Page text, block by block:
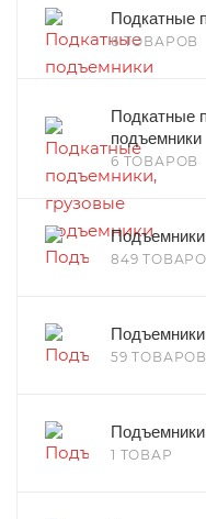
Подкатные
6 ТОВАРОВ
Подкатные
подъемники
6 ТОВАРОВ
849
59 ТОВАРОВ
1 ТОВАР